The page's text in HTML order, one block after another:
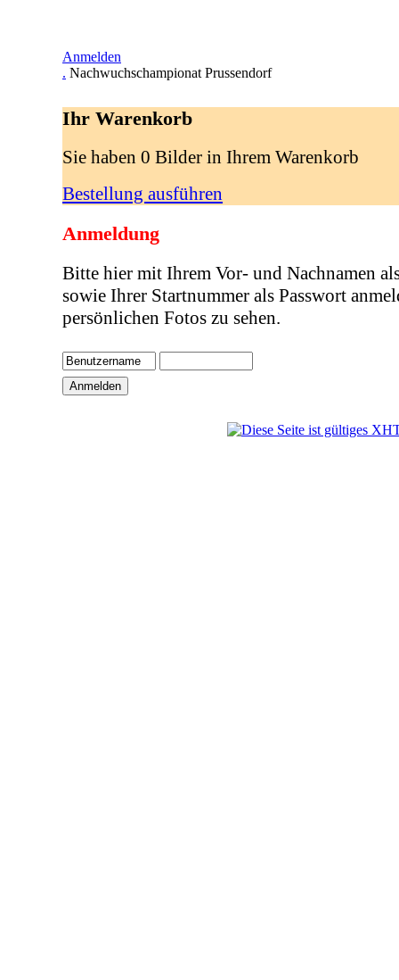
Anmelden
. Nachwuchschampionat Prussendorf
Ihr Warenkorb
Sie haben 0 Bilder in Ihrem Warenkorb
Bestellung ausführen
Anmeldung
Bitte hier mit Ihrem Vor- und Nachnamen
sowie Ihrer Startnummer als Passwort
persönlichen Fotos zu sehen.